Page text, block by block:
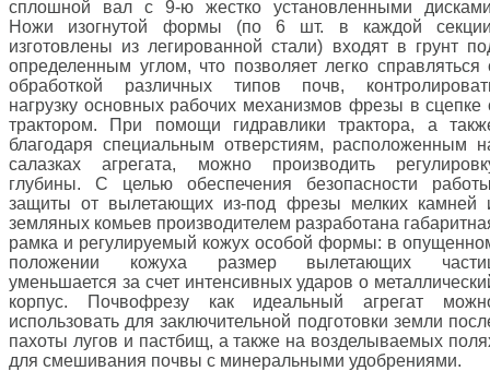
сплошной вал с 9-ю жестко установленными
Ножи изогнутой формы (по 6 шт. в каждой
изготовлены из легированной стали) входят в грунт
определенным углом, что позволяет легко справляться
обработкой различных типов почв,
нагрузку основных рабочих механизмов фрезы в сцепке
трактором. При помощи гидравлики трактора, а
благодаря специальным отверстиям, расположенным
салазках агрегата, можно производить
глубины. С целью обеспечения безопасности
защиты от вылетающих из-под фрезы мелких камней
земляных комьев производителем разработана
рамка и регулируемый кожух особой формы: в
положении кожуха размер вылетающих
уменьшается за счет интенсивных ударов о
корпус. Почвофрезу как идеальный агрегат
использовать для заключительной подготовки земли
пахоты лугов и пастбищ, а также на возделываемых
для смешивания почвы с минеральными удобрениями.